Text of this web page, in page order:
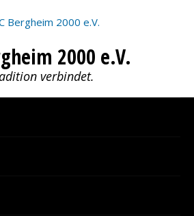
2000 e.V.
verbindet.